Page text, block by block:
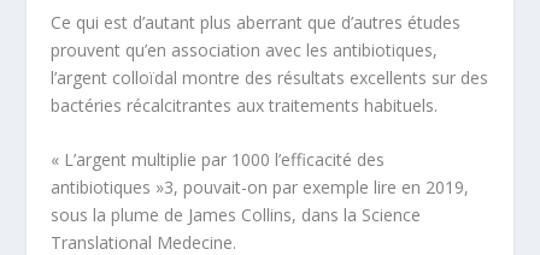
Ce qui est d’autant plus aberrant que d’autres études
prouvent qu’en association avec les antibiotiques,
l’argent colloïdal montre des résultats excellents sur des
bactéries récalcitrantes aux traitements habituels.
« L’argent multiplie par 1000 l’efficacité des
antibiotiques »3, pouvait-on par exemple lire en 2019,
sous la plume de James Collins, dans la Science
Translational Medecine.